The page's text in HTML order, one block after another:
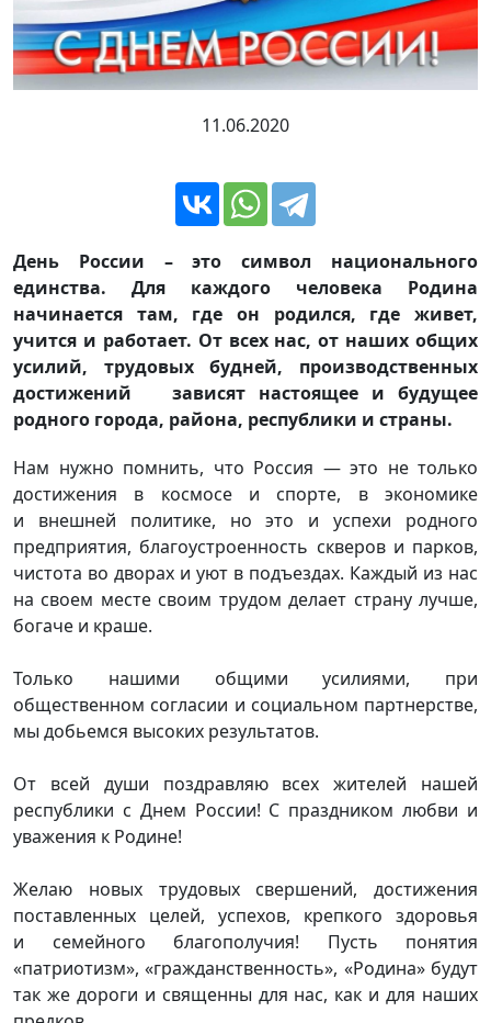
11.06.2020
День России – это символ национального
единства. Для каждого человека Родина
начинается там, где он родился, где живет,
учится и работает. От всех нас, от наших общих
усилий, трудовых будней, производственных
достижений зависят настоящее и будущее
родного города, района, республики и страны.
Нам нужно помнить, что Россия — это не только
достижения в космосе и спорте, в экономике
и внешней политике, но это и успехи родного
предприятия, благоустроенность скверов и парков,
чистота во дворах и уют в подъездах. Каждый из нас
на своем месте своим трудом делает страну лучше,
богаче и краше.
Только нашими общими усилиями, при
общественном согласии и социальном партнерстве,
мы добьемся высоких результатов.
От всей души поздравляю всех жителей нашей
республики с Днем России! С праздником любви и
уважения к Родине!
Желаю новых трудовых свершений, достижения
поставленных целей, успехов, крепкого здоровья
и семейного благополучия! Пусть понятия
«патриотизм», «гражданственность», «Родина» будут
так же дороги и священны для нас, как и для наших